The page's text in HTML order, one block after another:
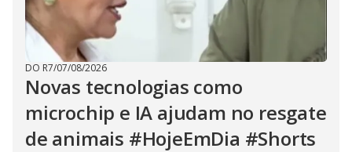
DO R7/07/08/2026
Novas tecnologias como
microchip e IA ajudam no resgate
de animais #HojeEmDia #Shorts